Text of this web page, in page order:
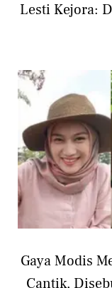
Lesti Kejora:
Gaya Modis
Cantik,